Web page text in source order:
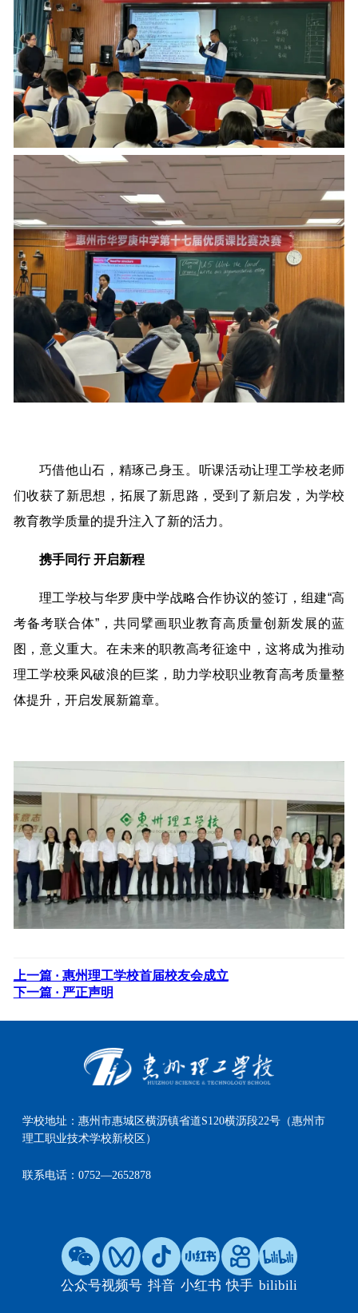
巧借他山石，精琢己身玉。听课活动让理工学校老师
们收获了新思想，拓展了新思路，受到了新启发，为学校
教育教学质量的提升注入了新的活力。
携手同行 开启新程
理工学校与华罗庚中学战略合作协议的签订，组建“高
考备考联合体”，共同擘画职业教育高质量创新发展的蓝
图，意义重大。在未来的职教高考征途中，这将成为推动
理工学校乘风破浪的巨桨，助力学校职业教育高考质量整
体提升，开启发展新篇章。
上一篇 · 惠州理工学校首届校友会成立
下一篇 · 严正声明
学校地址：惠州市惠城区横沥镇省道S120横沥段22号（惠州市
理工职业技术学校新校区）
联系电话：0752—2652878
公众号视频号 抖音 小红书 快手 bilibili